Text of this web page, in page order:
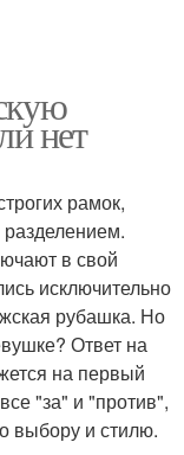
нет
рамок,
в свой
исключительно
рубашка. Но
Ответ на
на первый
"за" и "против",
выбору и стилю.